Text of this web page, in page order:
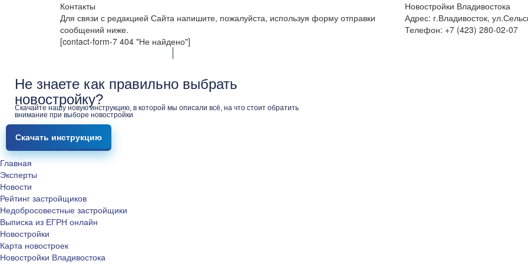
Контакты
Для связи с редакцией Сайта напишите, пожалуйста, используя форму отправки
сообщений ниже.
[contact-form-7 404 "Не найдено"]
Новостройки Владивостока
Адрес: г.Владивосток,
Телефон: +7 (423) 280-02-07
Не знаете как правильно выбрать
новостройку?
Скачайте нашу новую инструкцию, в которой мы описали всё, на что стоит обратить
внимание при выборе новостройки
Скачать инструкцию
Главная
Эксперты
Новости
Рейтинг застройщиков
Недобросовестные застройщики
Выписка из ЕГРН онлайн
Новостройки
Карта новостроек
Новостройки Владивостока